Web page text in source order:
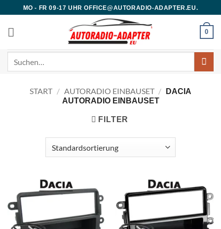
Inhalt
springen
MO - FR 09-17 UHR OFFICE@AUTORADIO-ADAPTER.EU.
0
START / AUTORADIO EINBAUSET /
DACIA
AUTORADIO EINBAUSET
FILTER